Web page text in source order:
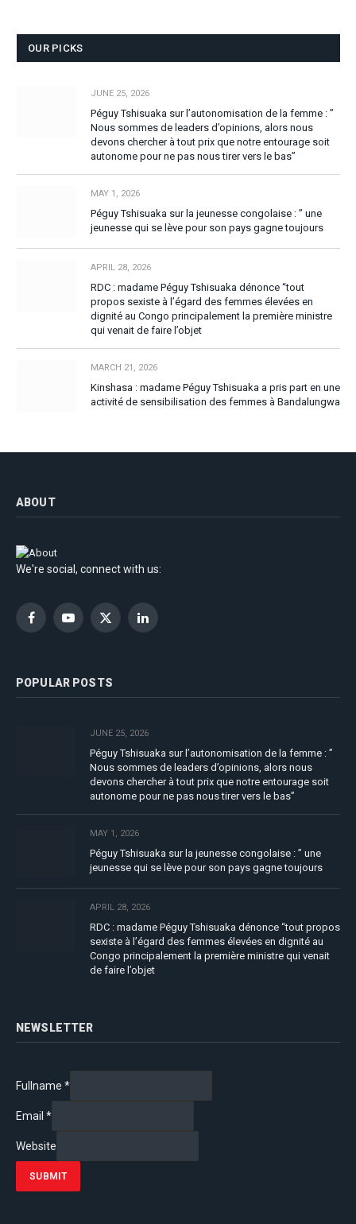
OUR PICKS
JUNE 25, 2026
Péguy Tshisuaka sur l’autonomisation de la femme : ”
Nous sommes de leaders d’opinions, alors nous
devons chercher à tout prix que notre entourage soit
autonome pour ne pas nous tirer vers le bas”
MAY 1, 2026
Péguy Tshisuaka sur la jeunesse congolaise : ” une
jeunesse qui se lève pour son pays gagne toujours
APRIL 28, 2026
RDC : madame Péguy Tshisuaka dénonce “tout
propos sexiste à l’égard des femmes élevées en
dignité au Congo principalement la première ministre
qui venait de faire l’objet
MARCH 21, 2026
Kinshasa : madame Péguy Tshisuaka a pris part en une
activité de sensibilisation des femmes à Bandalungwa
ABOUT
We're social, connect with us:
FacebookYouTubeX
LinkedIn
POPULAR POSTS
JUNE 25, 2026
Péguy Tshisuaka sur l’autonomisation de la femme : ”
Nous sommes de leaders d’opinions, alors nous
devons chercher à tout prix que notre entourage soit
autonome pour ne pas nous tirer vers le bas”
MAY 1, 2026
Péguy Tshisuaka sur la jeunesse congolaise : ” une
jeunesse qui se lève pour son pays gagne toujours
APRIL 28, 2026
RDC : madame Péguy Tshisuaka dénonce “tout propos
sexiste à l’égard des femmes élevées en dignité au
Congo principalement la première ministre qui venait
de faire l’objet
NEWSLETTER
Fullname *
Email *
Website
SUBMIT